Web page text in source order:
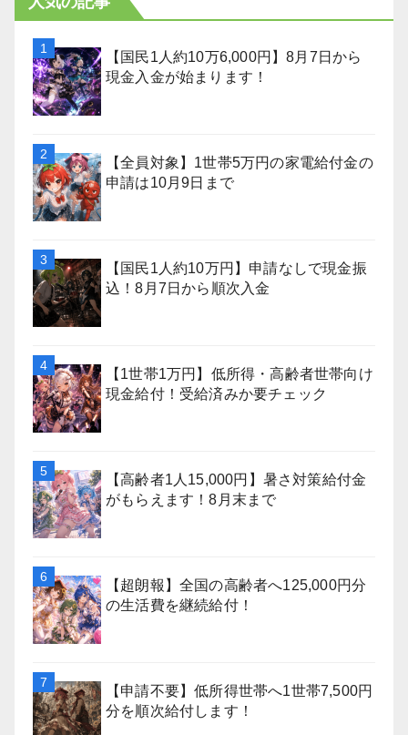
【国民1人約10万6,000円】8月7日から
現金入金が始まります！
【全員対象】1世帯5万円の家電給付金の
申請は10月9日まで
【国民1人約10万円】申請なしで現金振
込！8月7日から順次入金
【1世帯1万円】低所得・高齢者世帯向け
現金給付！受給済みか要チェック
【高齢者1人15,000円】暑さ対策給付金
がもらえます！8月末まで
【超朗報】全国の高齢者へ125,000円分
の生活費を継続給付！
【申請不要】低所得世帯へ1世帯7,500円
分を順次給付します！